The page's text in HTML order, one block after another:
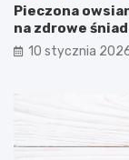
Pieczona
na zdrowe
10 stycznia